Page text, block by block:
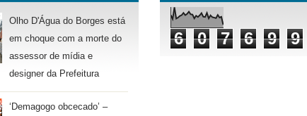
Olho D'Água do Borges está
em choque com a morte do
assessor de mídia e
designer da Prefeitura
‘Demagogo obcecado’ –
6 0 7 6 9 9